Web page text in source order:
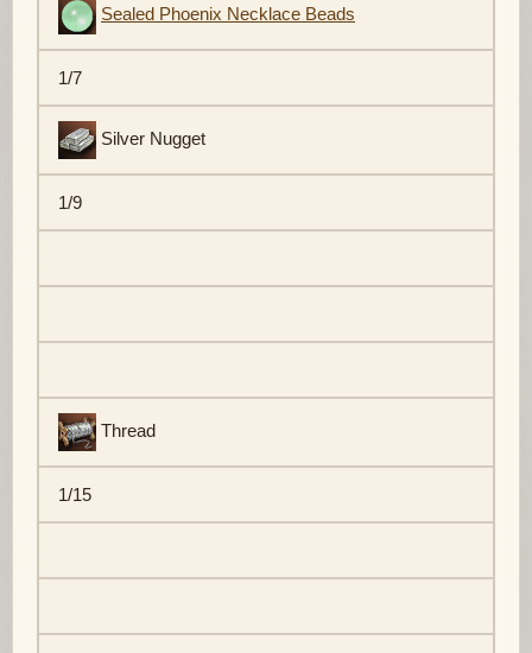
Sealed Phoenix Necklace Beads
1/7
Silver Nugget
1/9
Thread
1/15